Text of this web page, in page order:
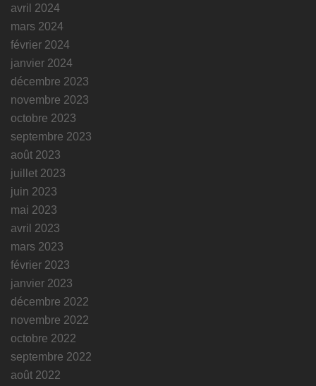
avril 2024
mars 2024
février 2024
janvier 2024
décembre 2023
novembre 2023
octobre 2023
septembre 2023
août 2023
juillet 2023
juin 2023
mai 2023
avril 2023
mars 2023
février 2023
janvier 2023
décembre 2022
novembre 2022
octobre 2022
septembre 2022
août 2022